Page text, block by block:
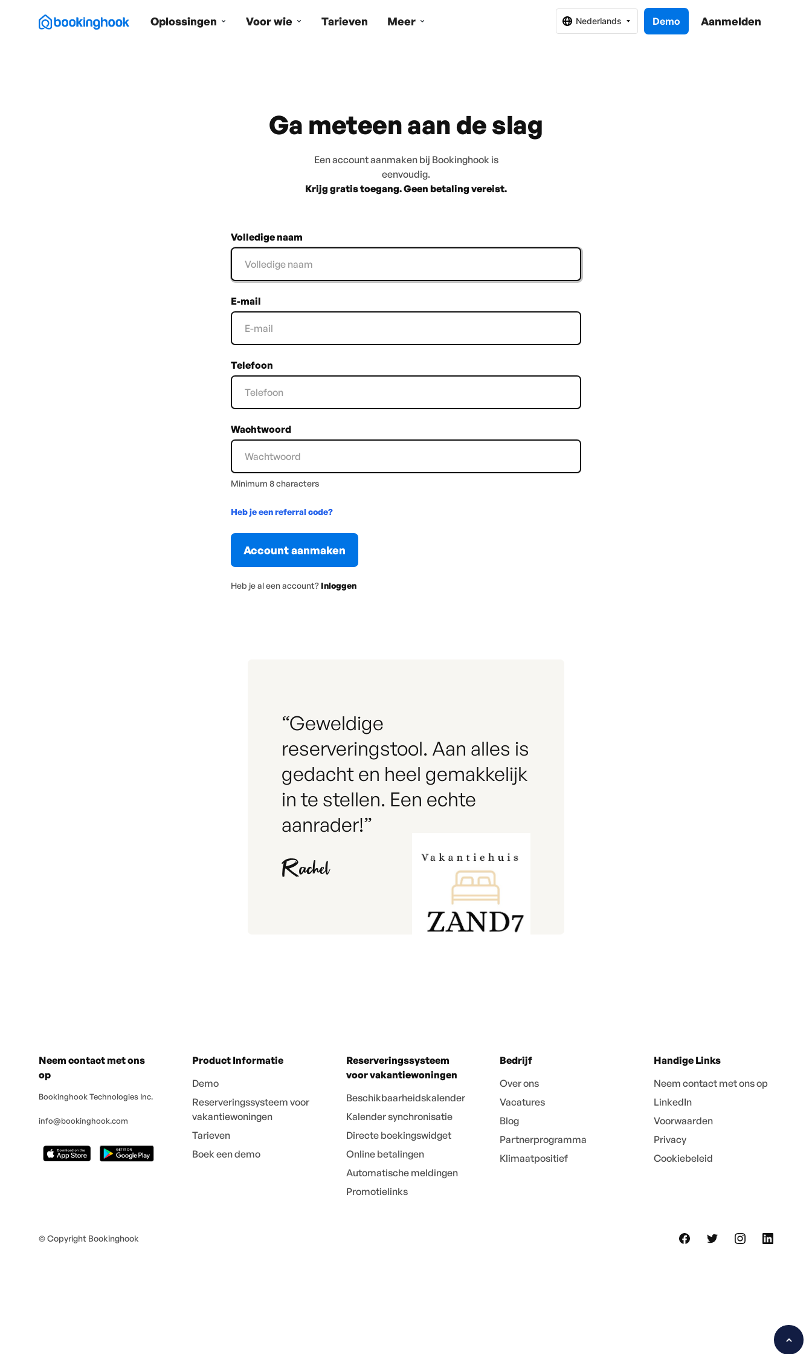
Oplossingen Voor wie Tarieven Meer Nederlands Demo Aanmelden
Ga meteen aan de slag
Een account aanmaken bij Bookinghook is
eenvoudig.
Krijg gratis toegang. Geen betaling vereist.
Volledige naam
E-mail
Telefoon
Wachtwoord
Minimum 8 characters
Heb je een referral code?
Heb je al een account? Inloggen
“Geweldige
reserveringstool. Aan alles is
gedacht en heel gemakkelijk
in te stellen. Een echte
aanrader!”
Rachel
Neem contact met ons
op
Bookinghook Technologies Inc.
info@bookinghook.com
Product Informatie
Demo
Reserveringssysteem voor
vakantiewoningen
Tarieven
Boek een demo
Reserveringssysteem
voor vakantiewoningen
Beschikbaarheidskalender
Kalender synchronisatie
Directe boekingswidget
Online betalingen
Automatische meldingen
Promotielinks
Bedrijf
Over ons
Vacatures
Blog
Partnerprogramma
Klimaatpositief
Handige Links
Neem contact met ons op
LinkedIn
Voorwaarden
Privacy
Cookiebeleid
© Copyright Bookinghook